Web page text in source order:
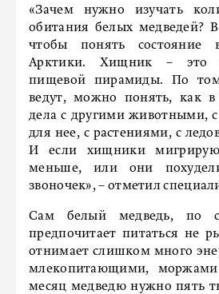
«Зачем нужно изучать
обитания белых медведей?
чтобы понять состояние
Арктики. Хищник – это
пищевой пирамиды. По
ведут, можно понять, как в
дела с другими животными,
для нее, с растениями, с
И если хищники
меньше, или они
звоночек», – отметил
Сам белый медведь, по
предпочитает питаться не
отнимает слишком много
млекопитающими,
месяц медведю нужно пять